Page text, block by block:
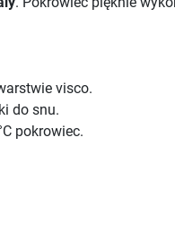
visco.
do snu.
pokrowiec.